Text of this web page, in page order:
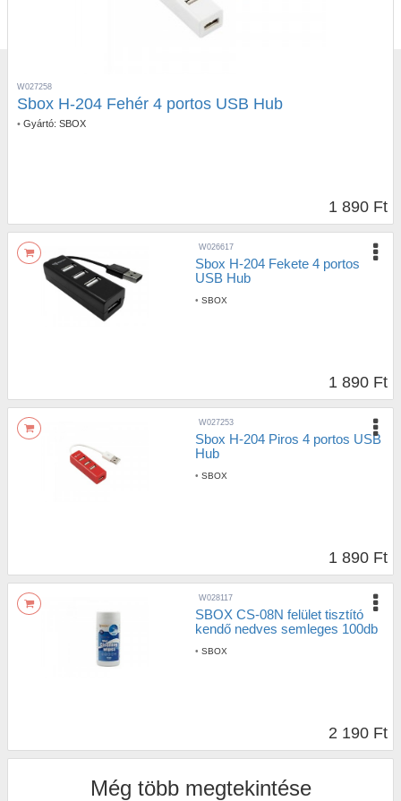
W027258
Sbox H-204 Fehér 4 portos USB Hub
• Gyártó: SBOX
1 890 Ft
W026617
Sbox H-204 Fekete 4 portos
USB Hub
• SBOX
1 890 Ft
W027253
Sbox H-204 Piros 4 portos USB
Hub
• SBOX
1 890 Ft
W028117
SBOX CS-08N felület tisztító
kendő nedves semleges 100db
• SBOX
2 190 Ft
Még több megtekintése